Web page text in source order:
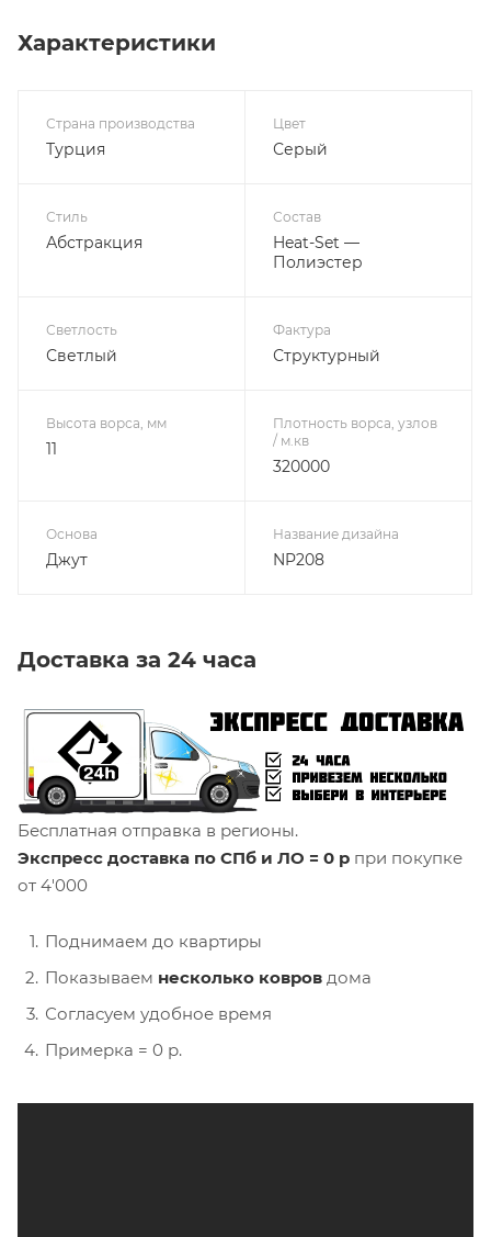
Характеристики
Страна производства
Турция
Цвет
Серый
Стиль
Абстракция
Состав
Heat-Set —
Полиэстер
Светлость
Светлый
Фактура
Структурный
Высота ворса, мм
11
Плотность ворса, узлов
/ м.кв
320000
Основа
Джут
Название дизайна
NP208
Доставка за 24 часа
Бесплатная отправка в регионы.
Экспресс доставка по СПб и ЛО = 0 р при покупке
от 4'000
Поднимаем до квартиры
Показываем несколько ковров дома
Согласуем удобное время
Примерка = 0 р.